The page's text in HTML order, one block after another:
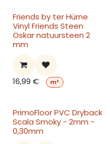
Friends by ter Hürne
Vinyl Friends Steen
Oskar natuursteen 2
mm
16,99 € m²
PrimoFloor PVC Dryback
Scala Smoky - 2mm -
0,30mm